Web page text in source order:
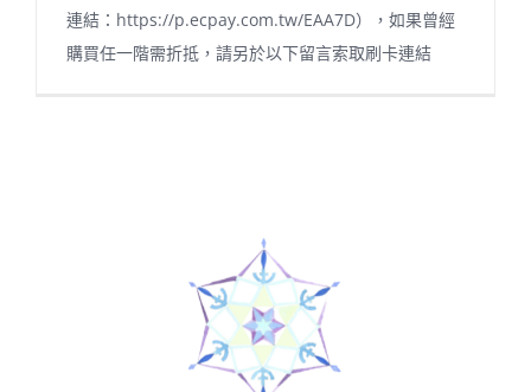
連結：https://p.ecpay.com.tw/EAA7D），如果曾經
購買任一階需折抵，請另於以下留言索取刷卡連結